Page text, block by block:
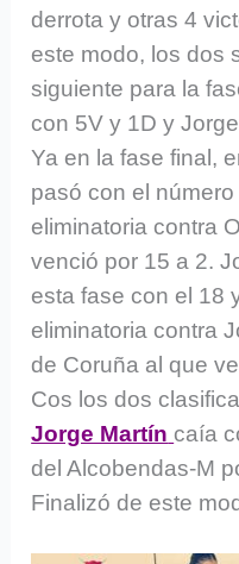
derrota y otras 4
este modo, los dos
siguiente para la
con 5V y 1D y
Ya en la fase final,
pasó con el
eliminatoria contra
venció por 15 a 2.
esta fase con el 18
eliminatoria contra
de Coruña al que
Cos los dos
Jorge Martín caía
del Alcobendas-M
Finalizó de este